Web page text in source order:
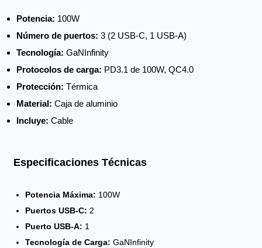
Potencia: 100W
Número de puertos: 3 (2 USB-C, 1 USB-A)
Tecnología: GaNInfinity
Protocolos de carga: PD3.1 de 100W, QC4.0
Protección: Térmica
Material: Caja de aluminio
Incluye: Cable
Especificaciones Técnicas
Potencia Máxima: 100W
Puertos USB-C: 2
Puerto USB-A: 1
Tecnología de Carga: GaNInfinity